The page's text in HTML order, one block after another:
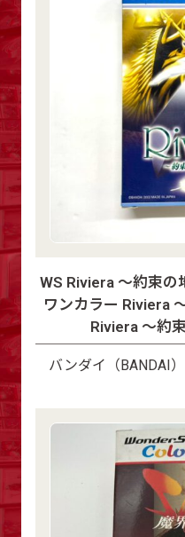
WS Riviera ～約束の
ワンカラー Riviera
Riviera ～約
バンダイ（BANDAI）